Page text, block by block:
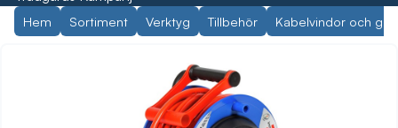
Hem Sortiment Verktyg Tillbehör Kabelvindor och